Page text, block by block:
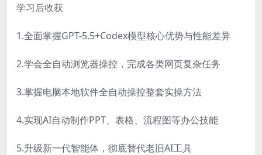
学习后收获
1.全面掌握GPT-5.5+Codex模型核心优势与性能差异
2.学会全自动浏览器操控，完成各类网页复杂任务
3.掌握电脑本地软件全自动操控整套实操方法
4.实现AI自动制作PPT、表格、流程图等办公技能
5.升级新一代智能体，彻底替代老旧AI工具